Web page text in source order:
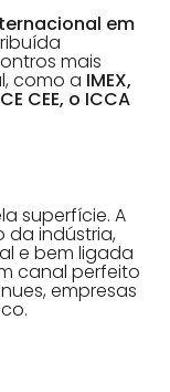
em
mais
como a IMEX,
CEE, o ICCA
superfície. A
da indústria,
e bem ligada
canal perfeito
empresas